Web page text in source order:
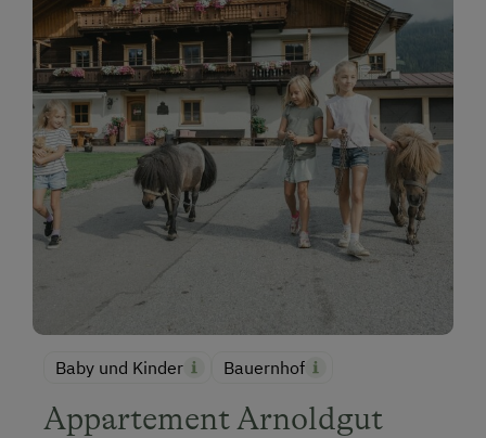
Baby und Kinder Bauernhof
Appartement Arnoldgut